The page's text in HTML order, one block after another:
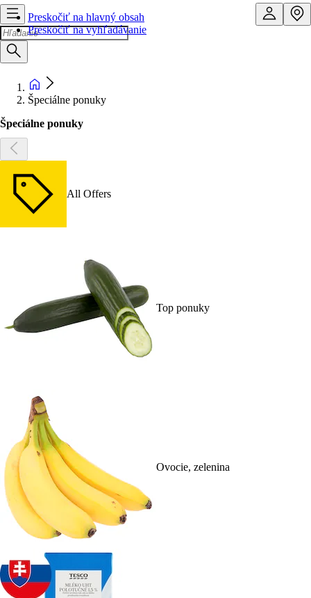
Preskočiť na hlavný obsah
Preskočiť na vyhľadávanie
Špeciálne ponuky
Špeciálne ponuky
All Offers
Top ponuky
Ovocie, zelenina